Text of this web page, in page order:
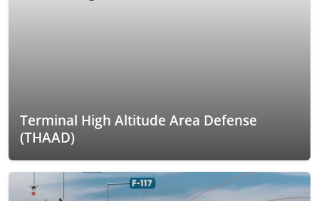
Terminal High Altitude Area Defense
(THAAD)